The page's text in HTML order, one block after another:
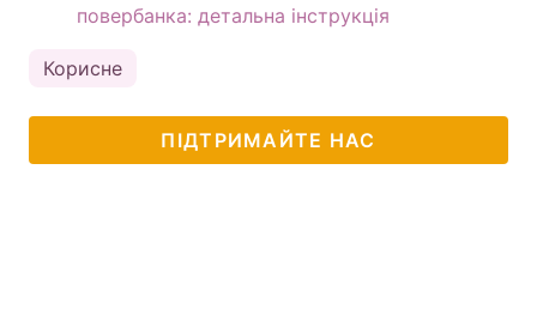
повербанка: детальна інструкція
Корисне
ПІДТРИМАЙТЕ НАС